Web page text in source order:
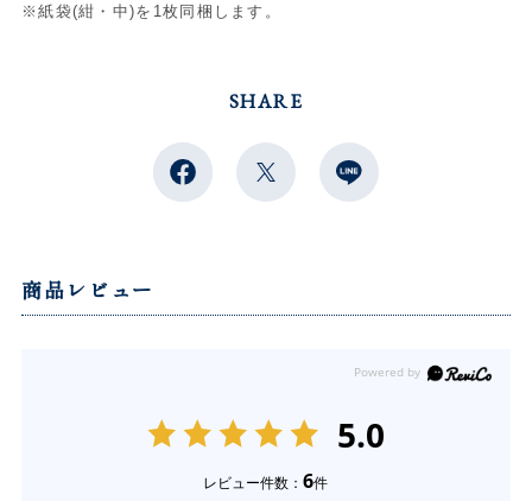
※紙袋(紺・中)を1枚同梱します。
SHARE
商品レビュー
5.0
レビュー件数：6件